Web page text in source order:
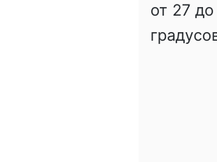
от 27